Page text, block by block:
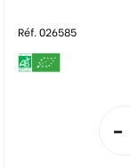
Réf. 026585